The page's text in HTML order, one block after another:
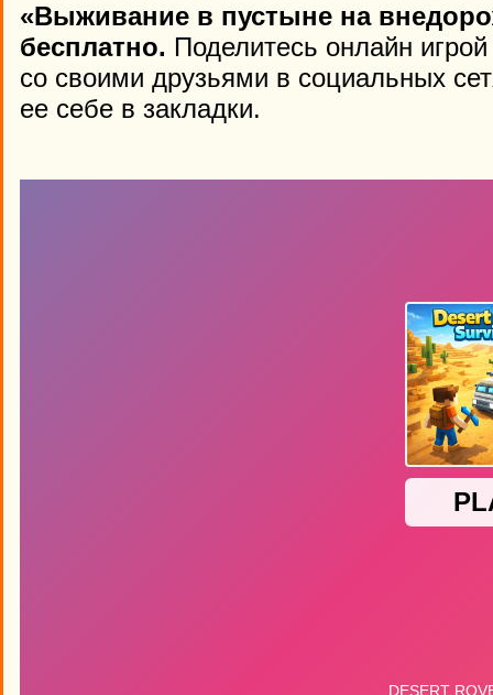
«Выживание в пустыне на
бесплатно. Поделитесь онлайн
со своими друзьями в социальных
ее себе в закладки.